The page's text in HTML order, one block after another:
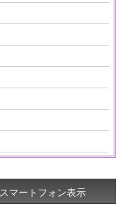
スマートフォン表示